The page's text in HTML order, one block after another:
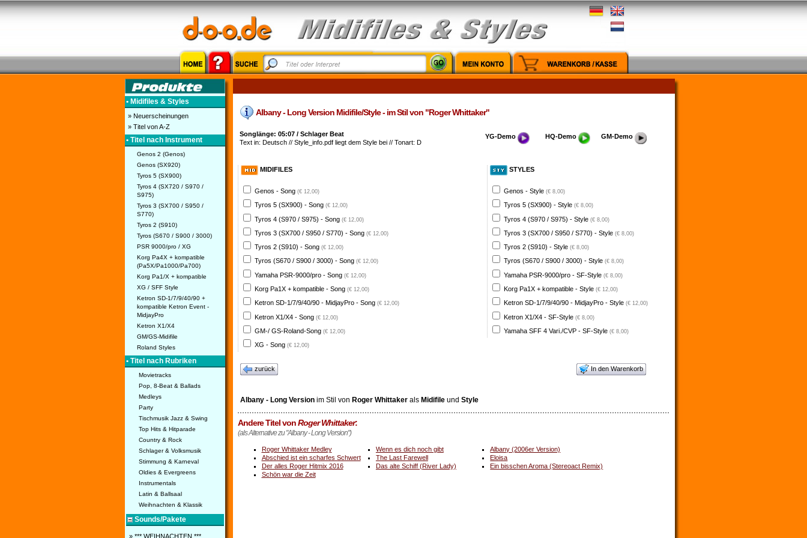
• Midifiles & Styles
» Neuerscheinungen
» Titel von A-Z
• Titel nach Instrument
Genos 2 (Genos)
Genos (SX920)
Tyros 5 (SX900)
Tyros 4 (SX720 / S970 /
S975)
Tyros 3 (SX700 / S950 /
S770)
Tyros 2 (S910)
Tyros (S670 / S900 / 3000)
PSR 9000/pro / XG
Korg Pa4X + kompatible
(Pa5X/Pa1000/Pa700)
Korg Pa1/X + kompatible
XG / SFF Style
Ketron SD-1/7/9/40/90 +
kompatible Ketron Event -
MidjayPro
Ketron X1/X4
GM/GS-Midifile
Roland Styles
• Titel nach Rubriken
Movietracks
Pop, 8-Beat & Ballads
Medleys
Party
Tischmusik Jazz & Swing
Top Hits & Hitparade
Country & Rock
Schlager & Volksmusik
Stimmung & Karneval
Oldies & Evergreens
Instrumentals
Latin & Ballsaal
Weihnachten & Klassik
Sounds/Pakete
» *** WEIHNACHTEN ***
Albany - Long Version Midifile/Style - im Stil von "Roger Whittaker"
Songlänge: 05:07 / Schlager Beat
Text in: Deutsch // Style_info.pdf liegt dem Style bei // Tonart: D
YG-Demo HQ-Demo GM-Demo
MIDIFILES
Genos - Song (€ 12,00)
Tyros 5 (SX900) - Song (€ 12,00)
Tyros 4 (S970 / S975) - Song (€ 12,00)
Tyros 3 (SX700 / S950 / S770) - Song (€ 12,00)
Tyros 2 (S910) - Song (€ 12,00)
Tyros (S670 / S900 / 3000) - Song (€ 12,00)
Yamaha PSR-9000/pro - Song (€ 12,00)
Korg Pa1X + kompatible - Song (€ 12,00)
Ketron SD-1/7/9/40/90 - MidjayPro - Song (€ 12,00)
Ketron X1/X4 - Song (€ 12,00)
GM-/ GS-Roland-Song (€ 12,00)
XG - Song (€ 12,00)
STYLES
Genos - Style (€ 8,00)
Tyros 5 (SX900) - Style (€ 8,00)
Tyros 4 (S970 / S975) - Style (€ 8,00)
Tyros 3 (SX700 / S950 / S770) - Style (€ 8,00)
Tyros 2 (S910) - Style (€ 8,00)
Tyros (S670 / S900 / 3000) - Style (€ 8,00)
Yamaha PSR-9000/pro - SF-Style (€ 8,00)
Korg Pa1X + kompatible - Style (€ 12,00)
Ketron SD-1/7/9/40/90 - MidjayPro - Style (€ 12,00)
Ketron X1/X4 - SF-Style (€ 8,00)
Yamaha SFF 4 Vari./CVP - SF-Style (€ 8,00)
zurück In den Warenkorb
Albany - Long Versionim Stil von Roger Whittakerals Midifileund Style
Andere Titel vonRoger Whittaker:
(als Alternative zu "Albany - Long Version")
Roger Whittaker Medley Wenn es dich noch gibt
Albany (2006er Version)
Abschied ist ein scharfes Schwert
The Last Farewell
Eloisa
Der alles Roger Hitmix 2016
Das alte Schiff (River Lady)
Ein bisschen Aroma (Stereoact Remix)
Schön war die Zeit